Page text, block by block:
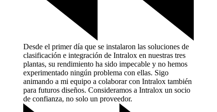
Desde el primer día que se instalaron las soluciones de
clasificación e integración de Intralox en nuestras tres
plantas, su rendimiento ha sido impecable y no hemos
experimentado ningún problema con ellas. Sigo
animando a mi equipo a colaborar con Intralox también
para futuros diseños. Consideramos a Intralox un socio
de confianza, no solo un proveedor.